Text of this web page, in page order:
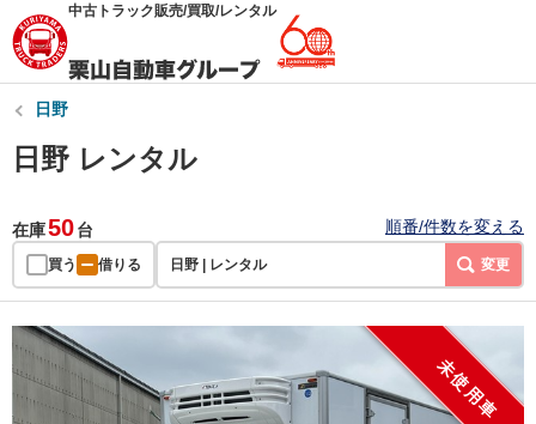
中古トラック販売/買取/レンタル
日野
日野 レンタル
在庫50台 順番/件数を変える
買う 借りる 日野 | レンタル 変更
未使用車